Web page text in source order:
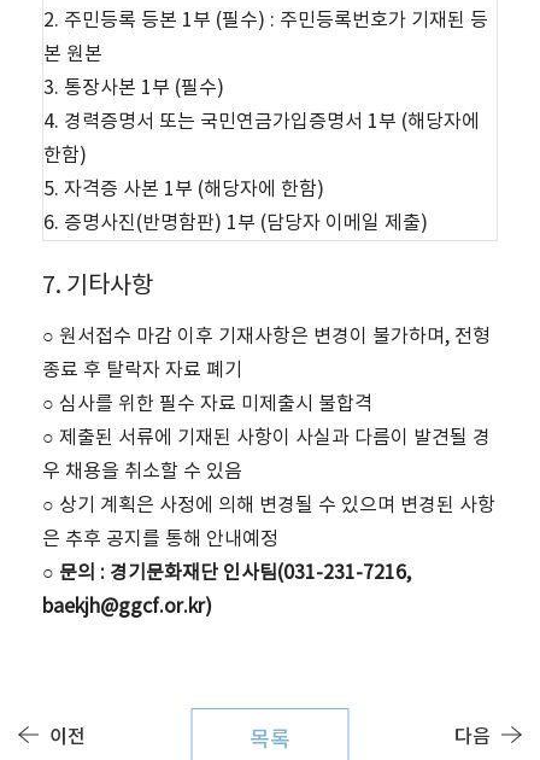
2. 주민등록 등본 1부 (필수) : 주민등록번호가 기재된 등
본 원본
3. 통장사본 1부 (필수)
4. 경력증명서 또는 국민연금가입증명서 1부 (해당자에
한함)
5. 자격증 사본 1부 (해당자에 한함)
6. 증명사진(반명함판) 1부 (담당자 이메일 제출)
7. 기타사항
○ 원서접수 마감 이후 기재사항은 변경이 불가하며, 전형
종료 후 탈락자 자료 폐기
○ 심사를 위한 필수 자료 미제출시 불합격
○ 제출된 서류에 기재된 사항이 사실과 다름이 발견될 경
우 채용을 취소할 수 있음
○ 상기 계획은 사정에 의해 변경될 수 있으며 변경된 사항
은 추후 공지를 통해 안내예정
○ 문의 : 경기문화재단 인사팀(031-231-7216,
baekjh@ggcf.or.kr)
이전 목록 다음